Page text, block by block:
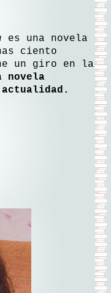
es una novela
ciento
un giro en la
novela